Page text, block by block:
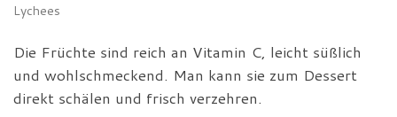
Lychees
Die Früchte sind reich an Vitamin C, leicht süßlich
und wohlschmeckend. Man kann sie zum Dessert
direkt schälen und frisch verzehren.